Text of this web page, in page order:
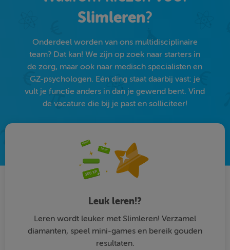
Slimleren?
Onderdeel worden van ons multidisciplinaire
team? Dat kan! We zijn op zoek naar starters in
de zorg, maar ook naar medisch specialisten en
GZ-psychologen. Eén ding staat daarbij vast: je
vult je functie anders in dan je gewend bent. Vind
de vacature die bij je past en solliciteer!
Leuk leren!?
Leren wordt leuker met Slimleren! Verzamel
diamanten, speel mini-games en bereik gouden
resultaten.